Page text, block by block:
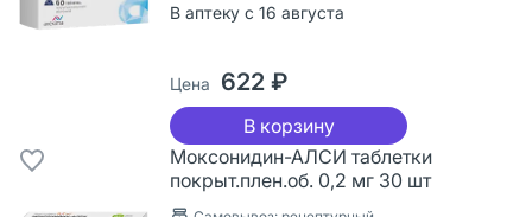
В аптеку с 16 августа
Цена 622 ₽
В корзину
Моксонидин-АЛСИ таблетки
покрыт.плен.об. 0,2 мг 30 шт